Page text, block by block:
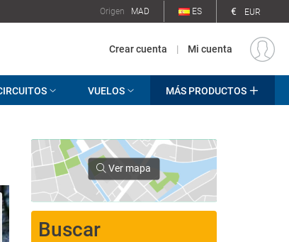
Origen MAD ES € EUR
Crear cuenta | Mi cuenta
VUELOS MÁS PRODUCTOS
Ver mapa
Buscar